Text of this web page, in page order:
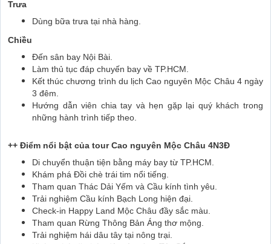
Trưa
Dùng bữa trưa tại nhà hàng.
Chiều
Đến sân bay Nội Bài.
Làm thủ tục đáp chuyến bay về TP.HCM.
Kết thúc chương trình du lịch Cao nguyên Mộc Châu 4 ngày
3 đêm.
Hướng dẫn viên chia tay và hẹn gặp lại quý khách trong
những hành trình tiếp theo.
++ Điểm nổi bật của tour Cao nguyên Mộc Châu 4N3Đ
Di chuyển thuận tiện bằng máy bay từ TP.HCM.
Khám phá Đồi chè trái tim nổi tiếng.
Tham quan Thác Dải Yếm và Cầu kính tình yêu.
Trải nghiệm Cầu kính Bạch Long hiện đại.
Check-in Happy Land Mộc Châu đầy sắc màu.
Tham quan Rừng Thông Bản Áng thơ mộng.
Trải nghiệm hái dâu tây tại nông trại.